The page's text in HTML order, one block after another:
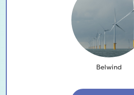
Belwind